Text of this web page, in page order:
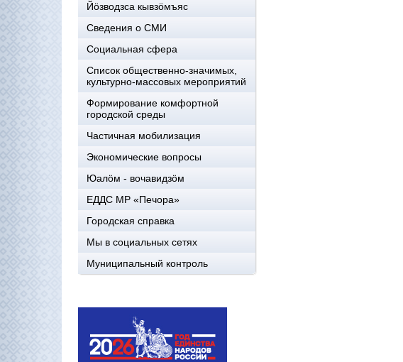
Йöзводзса кывзöмъяс
Сведения о СМИ
Социальная сфера
Список общественно-значимых,
культурно-массовых мероприятий
Формирование комфортной
городской среды
Частичная мобилизация
Экономические вопросы
Юалӧм - вочавидзӧм
ЕДДС МР «Печора»
Городская справка
Мы в социальных сетях
Муниципальный контроль